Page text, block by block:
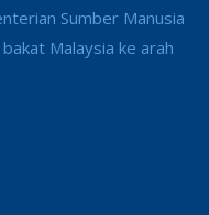
Sumber Manusia
Malaysia ke arah